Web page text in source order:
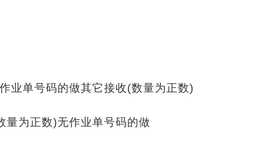
单号码的做其它接收(数量为正数)
为正数)无作业单号码的做